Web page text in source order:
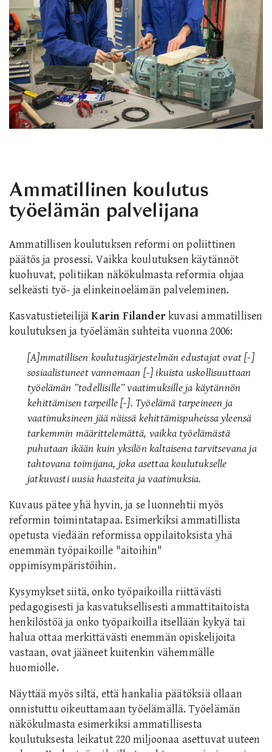
Ammatillinen koulutus
työelämän palvelijana
Ammatillisen koulutuksen reformi on poliittinen
päätös ja prosessi. Vaikka koulutuksen käytännöt
kuohuvat, politiikan näkökulmasta reformia ohjaa
selkeästi työ- ja elinkeinoelämän palveleminen.
KasvatustieteilijäKarin Filanderkuvasi ammatillisen
koulutuksen ja työelämän suhteita vuonna 2006:
[A]mmatillisen koulutusjärjestelmän edustajat ovat [-]
sosiaalistuneet vannomaan [-] ikuista uskollisuuttaan
työelämän ”todellisille” vaatimuksille ja käytännön
kehittämisen tarpeille [-]. Työelämä tarpeineen ja
vaatimuksineen jää näissä kehittämispuheissa yleensä
tarkemmin määrittelemättä, vaikka työelämästä
puhutaan ikään kuin yksilön kaltaisena tarvitsevana ja
tahtovana toimijana, joka asettaa koulutukselle
jatkuvasti uusia haasteita ja vaatimuksia.
Kuvaus pätee yhä hyvin, ja se luonnehtii myös
reformin toimintatapaa. Esimerkiksi ammatillista
opetusta viedään reformissa oppilaitoksista yhä
enemmän työpaikoille "aitoihin"
oppimisympäristöihin.
Kysymykset siitä, onko työpaikoilla riittävästi
pedagogisesti ja kasvatuksellisesti ammattitaitoista
henkilöstöä ja onko työpaikoilla itsellään kykyä tai
halua ottaa merkittävästi enemmän opiskelijoita
vastaan, ovat jääneet kuitenkin vähemmälle
huomiolle.
Näyttää myös siltä, että hankalia päätöksiä ollaan
onnistuttu oikeuttamaan työelämällä. Työelämän
näkökulmasta esimerkiksi ammatillisesta
koulutuksesta leikatut 220 miljoonaa asettuvat uuteen